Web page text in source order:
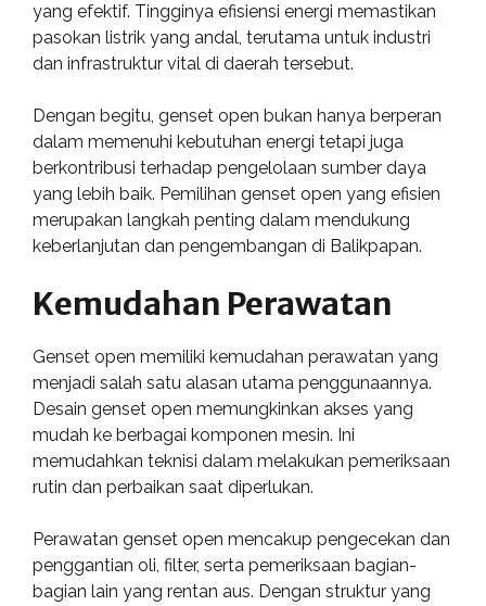
yang efektif. Tingginya efisiensi energi memastikan
pasokan listrik yang andal, terutama untuk industri
dan infrastruktur vital di daerah tersebut.
Dengan begitu, genset open bukan hanya berperan
dalam memenuhi kebutuhan energi tetapi juga
berkontribusi terhadap pengelolaan sumber daya
yang lebih baik. Pemilihan genset open yang efisien
merupakan langkah penting dalam mendukung
keberlanjutan dan pengembangan di Balikpapan.
Kemudahan Perawatan
Genset open memiliki kemudahan perawatan yang
menjadi salah satu alasan utama penggunaannya.
Desain genset open memungkinkan akses yang
mudah ke berbagai komponen mesin. Ini
memudahkan teknisi dalam melakukan pemeriksaan
rutin dan perbaikan saat diperlukan.
Perawatan genset open mencakup pengecekan dan
penggantian oli, filter, serta pemeriksaan bagian-
bagian lain yang rentan aus. Dengan struktur yang